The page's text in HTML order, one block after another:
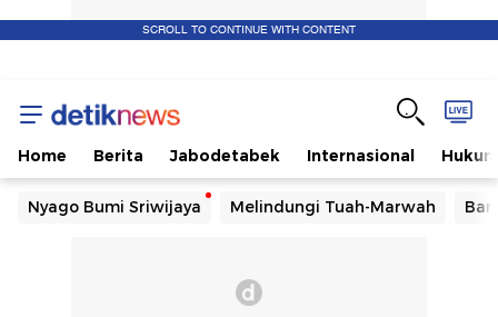
SCROLL TO CONTINUE WITH CONTENT
Home Berita Jabodetabek Internasional Hukum
Nyago Bumi Sriwijaya Melindungi Tuah-Marwah